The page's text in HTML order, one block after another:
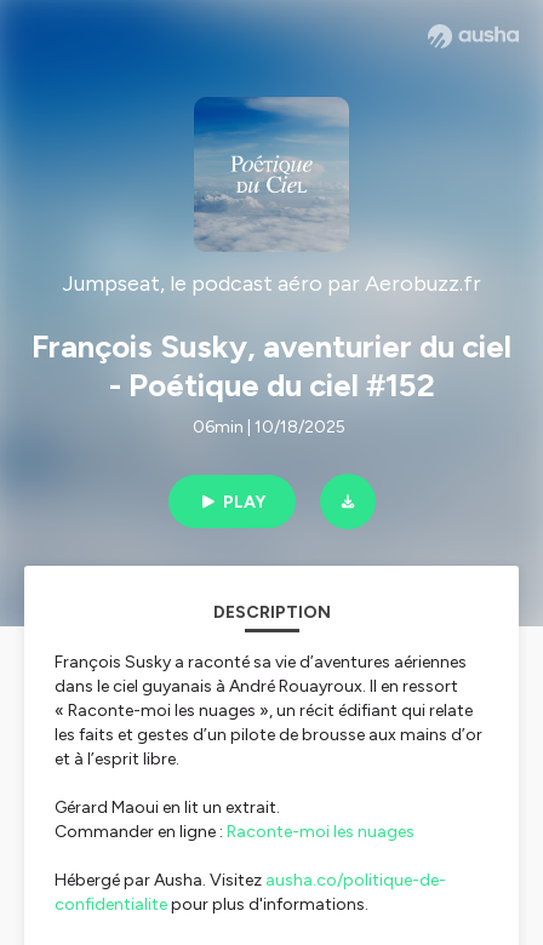
Jumpseat, le podcast aéro par Aerobuzz.fr
François Susky, aventurier du ciel
- Poétique du ciel #152
06min | 10/18/2025
PLAY
DESCRIPTION
François Susky a raconté sa vie d’aventures aériennes
dans le ciel guyanais à André Rouayroux. Il en ressort
« Raconte-moi les nuages », un récit édifiant qui relate
les faits et gestes d’un pilote de brousse aux mains d’or
et à l’esprit libre.
Gérard Maoui en lit un extrait.
Commander en ligne : Raconte-moi les nuages
Hébergé par Ausha. Visitez ausha.co/politique-de-
confidentialitepour plus d'informations.